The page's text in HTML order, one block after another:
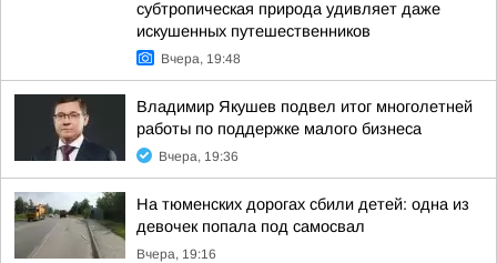
субтропическая природа удивляет даже
искушенных путешественников
Вчера, 19:48
Владимир Якушев подвел итог многолетней
работы по поддержке малого бизнеса
Вчера, 19:36
На тюменских дорогах сбили детей: одна из
девочек попала под самосвал
Вчера, 19:16